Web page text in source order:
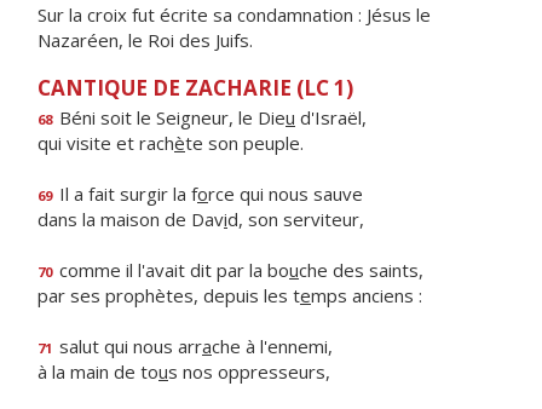
Sur la croix fut écrite sa condamnation : Jésus le
Nazaréen, le Roi des Juifs.
CANTIQUE DE ZACHARIE (LC 1)
68 Béni soit le Seigneur, le Dieu d'Israël,
qui visite et rachète son peuple.
69 Il a fait surgir la force qui nous sauve
dans la maison de David, son serviteur,
70 comme il l'avait dit par la bouche des saints,
par ses prophètes, depuis les temps anciens :
71 salut qui nous arrache à l'ennemi,
à la main de tous nos oppresseurs,